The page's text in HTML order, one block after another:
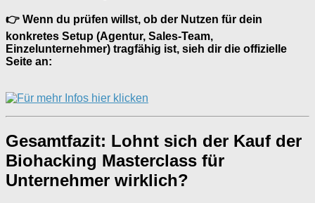
👉 Wenn du prüfen willst, ob der Nutzen für dein
konkretes Setup (Agentur, Sales-Team,
Einzelunternehmer) tragfähig ist, sieh dir die offizielle
Seite an:
Gesamtfazit: Lohnt sich der Kauf der
Biohacking Masterclass für
Unternehmer wirklich?